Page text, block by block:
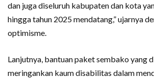
dan juga diseluruh kabupaten dan kota
hingga tahun 2025 mendatang,” ujarnya
optimisme.
Lanjutnya, bantuan paket sembako yang
meringankan kaum disabilitas dalam